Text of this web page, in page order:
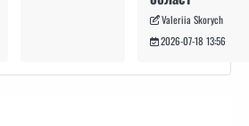
Valeriia Skorych
2026-07-18 13:56